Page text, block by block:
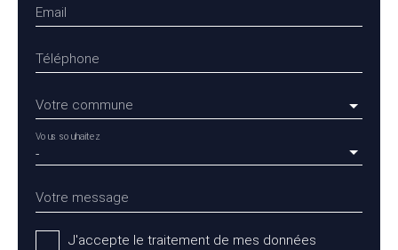
Email
Téléphone
Votre commune
-
Vous souhaitez
Votre message
J'accepte le traitement de mes données